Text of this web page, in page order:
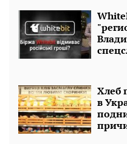
Хлеб
в